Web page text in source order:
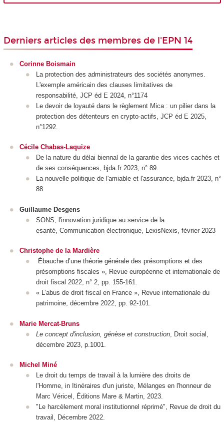
Derniers articles des membres de l'EPN 14
Corinne Boismain
La protection des administrateurs des sociétés anonymes.
L'exemple américain des clauses limitatives de
responsabilité, JCP éd E 2024, n°1174
Le devoir de loyauté dans le règlement Mica : un pilier dans la
protection des détenteurs en crypto-actifs, JCP éd E 2025,
n°1292.
Cécile Chabas-Laquize
De la nature du délai biennal de la garantie des vices cachés et
de ses conséquences, bjda.fr 2023, n° 89.
La nouvelle politique de l'amiable et l'assurance, bjda.fr 2023, n°
88
Guillaume Desgens
SONS, l'innovation juridique au service de la
esanté, Communication électronique, LexisNexis, février 2023
Christophe de la Mardière
Ébauche d’une théorie générale des présomptions et des
présomptions fiscales », Revue européenne et internationale de
droit fiscal 2022, n° 2, pp. 155-161.
« L’abus de droit fiscal en France », Revue internationale du
patrimoine, décembre 2022, pp. 92-101.
Marie Mercat-Bruns
Le concept d'inclusion, génèse et construction, Droit social,
décembre 2023, p.1001.
Michel Miné
Le droit du temps de travail à la lumière des droits de
l'Homme, in Itinéraires d'un juriste, Mélanges en l'honneur de
Marc Véricel , Éditions Mare & Martin, 2023.
"Le harcèlement moral institutionnel réprimé", Revue de droit du
travail , Décembre 2022.